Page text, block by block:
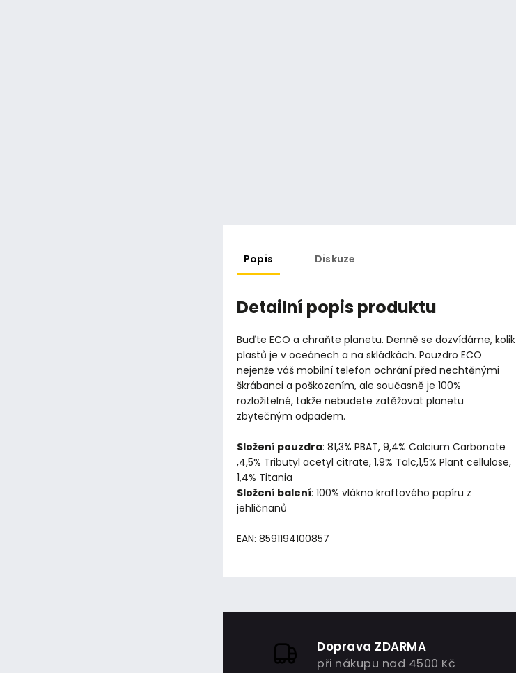
Popis Diskuze
Detailní popis produktu
Buďte ECO a chraňte planetu. Denně se dozvídáme, kolik
plastů je v oceánech a na skládkách. Pouzdro ECO
nejenže váš mobilní telefon ochrání před nechtěnými
škrábanci a poškozením, ale současně je 100%
rozložitelné, takže nebudete zatěžovat planetu
zbytečným odpadem.
Složení pouzdra: 81,3% PBAT, 9,4% Calcium Carbonate
,4,5% Tributyl acetyl citrate, 1,9% Talc,1,5% Plant cellulose,
1,4% Titania
Složení balení: 100% vlákno kraftového papíru z
jehličnanů
EAN: 8591194100857
Doprava ZDARMA
při nákupu nad 4500 Kč